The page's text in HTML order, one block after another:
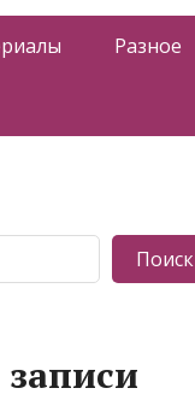
Разное
Поиск